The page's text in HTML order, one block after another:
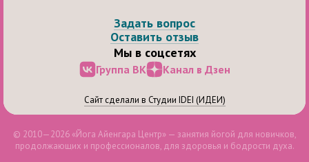
Задать вопрос
Оставить отзыв
Мы в соцсетях
Группа ВК Канал в Дзен
Сайт сделали в Студии IDEI (ИДЕИ)
© 2010—2026 «Йога Айенгара Центр» — занятия йогой для новичков,
продолжающих и профессионалов, для здоровья и бодрости духа.